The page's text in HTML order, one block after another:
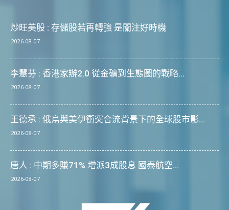
炒旺美股 : 存儲股若再轉強 是關注好時機
2026-08-07
李慧芬 : 香港家辦2.0 從金礦到生態圈的戰略...
2026-08-07
王德承 : 俄烏與美伊衝突合流背景下的全球股市影...
2026-08-07
唐人 : 中期多賺71% 增派3成股息 國泰航空...
2026-08-07